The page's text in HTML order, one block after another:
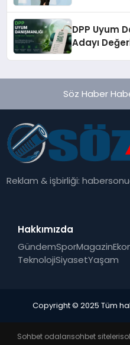
DPP Uyum
Adayı
Söz Haber
Reklam & işbirliği:
Hakkımızda
GündemSporMagazin
TeknolojiSiyasetYaşam
Copyright © 2025 Tüm
Sohbet odalarısohbet siteleri